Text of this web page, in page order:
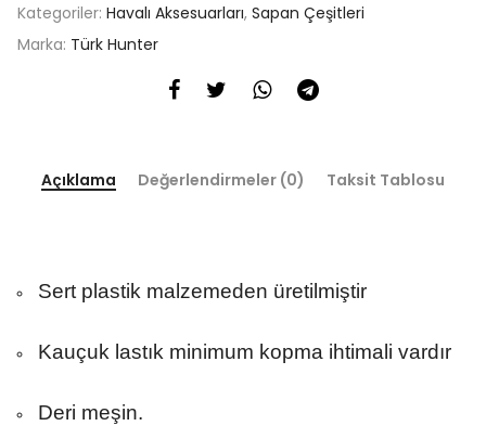
Kategoriler: Havalı Aksesuarları, Sapan Çeşitleri
Marka: Türk Hunter
Açıklama Değerlendirmeler (0) Taksit Tablosu
Sert plastik malzemeden üretilmiştir
Kauçuk lastık minimum kopma ihtimali vardır
Deri meşin.